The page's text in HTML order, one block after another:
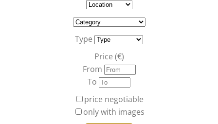
Type
Price (€)
From
To
price negotiable
only with images